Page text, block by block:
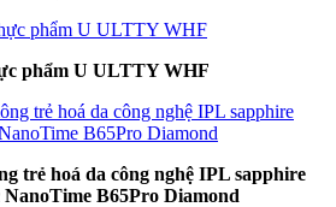
phẩm U ULTTY WHF
trẻ hoá da công nghệ IPL sapphire
NanoTime B65Pro Diamond